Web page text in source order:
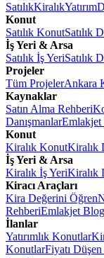
SatılıkKiralıkYatırım
Konut
Satılık KonutSatılık
İş Yeri & Arsa
Satılık İş YeriSatılık
Projeler
Tüm ProjelerAnkara
Kaynaklar
Satın Alma Rehberi
Danışmanlar
Konut
Kiralık KonutKiralık
İş Yeri & Arsa
Kiralık İş YeriKiralık
Kiracı Araçları
Kira Değerini Öğren
RehberiEmlakjet Blog
İlanlar
Yatırımlık Konutlar
KonutlarFiyatı